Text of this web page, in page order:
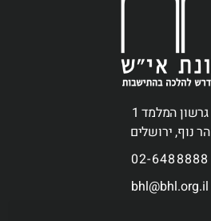
גרשון המלמד 1
הר נוף, ירושלים
02-6488888
bhl@bhl.org.il